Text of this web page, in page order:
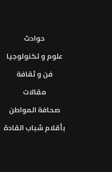
حوادث
علوم و تكنولوجيا
فن و ثقافة
مقالات
صحافة المواطن
بأقلام شباب القادة